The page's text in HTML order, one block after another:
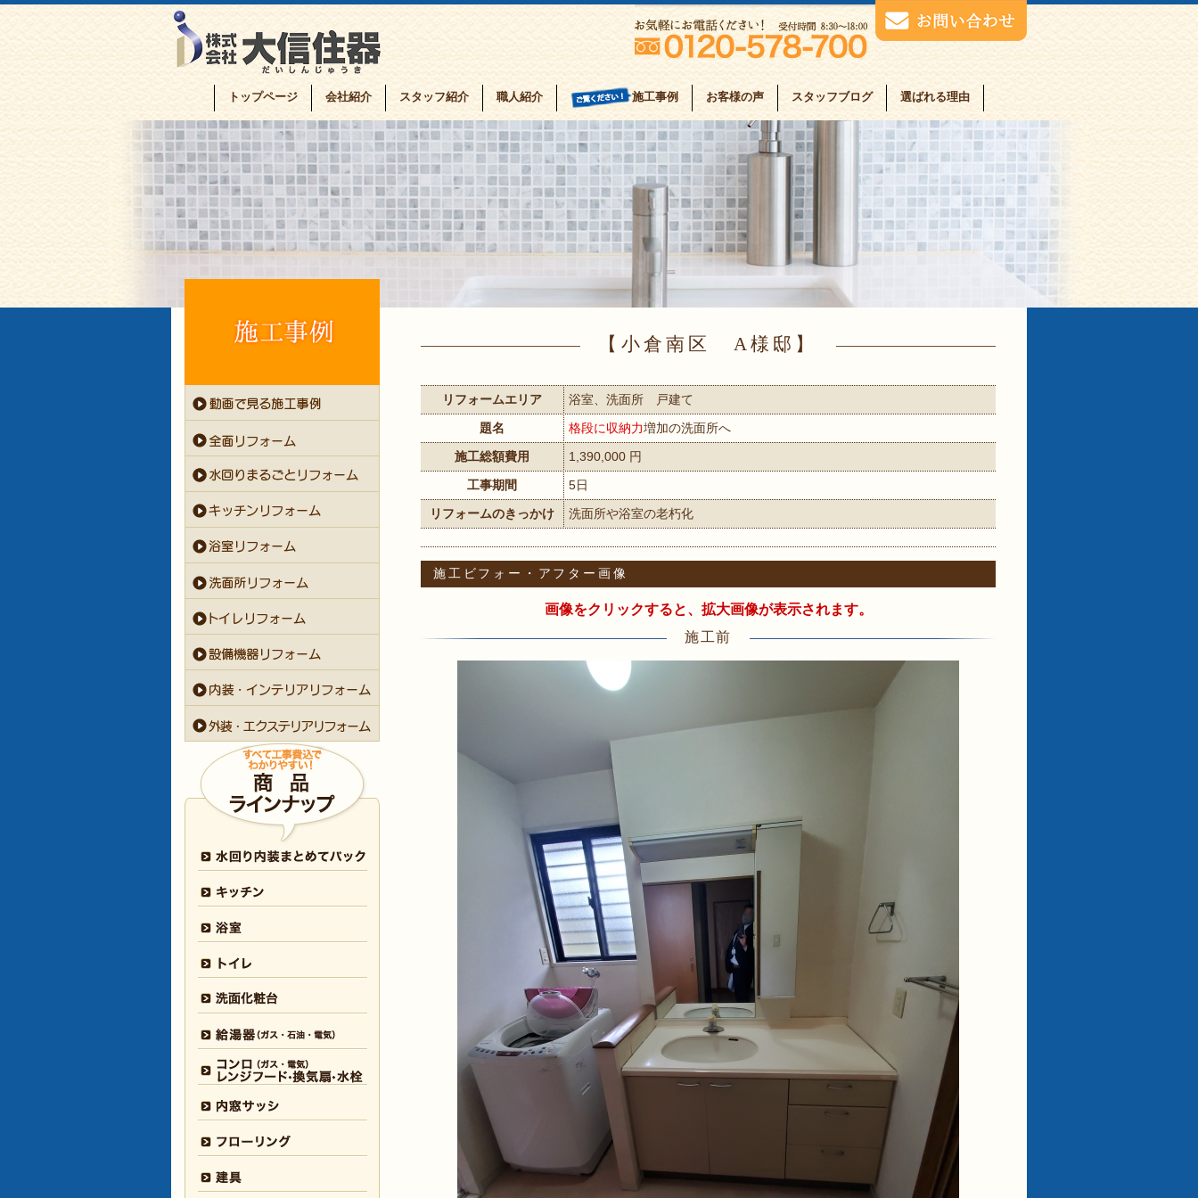
トップページ 会社紹介 スタッフ紹介 職人紹介 施工事例 お客様の声 スタッフブログ 選ばれる理由
小倉南区 A様邸
リフォームエリア
浴室、洗面所 戸建て
題名
格段に収納力増加の洗面所へ
施工総額費用
1,390,000 円
工事期間
5日
リフォームのきっかけ
洗面所や浴室の老朽化
施工ビフォー・アフター画像
画像をクリックすると、拡大画像が表示されます。
施工前